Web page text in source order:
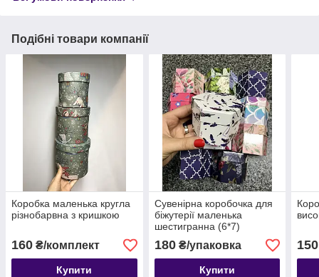
Подібні товари компанії
Коробка маленька кругла
різнобарвна з кришкою
160 ₴/комплект
Купити
Сувенірна коробочка для
біжутерії маленька
шестигранна (6*7)
180₴/упаковка
Купити
150